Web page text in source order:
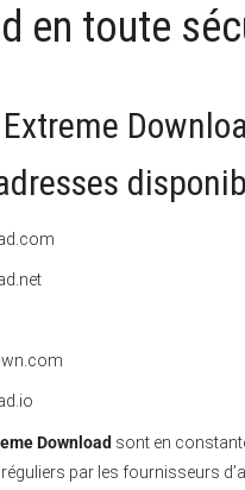
en toute
Download sont en
par les fournisseurs